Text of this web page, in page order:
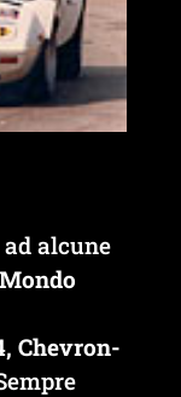
ad alcune
Chevron-